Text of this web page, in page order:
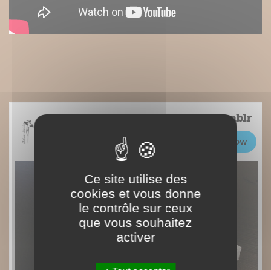
Ce site utilise des
cookies et vous donne
le contrôle sur ceux
que vous souhaitez
activer